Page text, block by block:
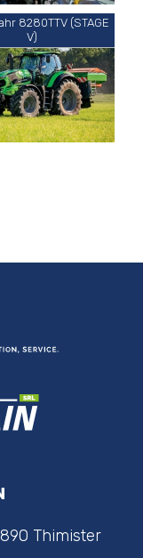
8280TTV (STAGE
V)
Thimister